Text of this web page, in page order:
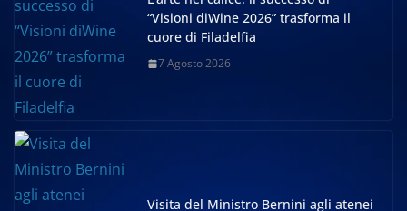
“Visioni diWine 2026” trasforma il
cuore di Filadelfia
7 Agosto 2026
Visita del Ministro Bernini agli atenei